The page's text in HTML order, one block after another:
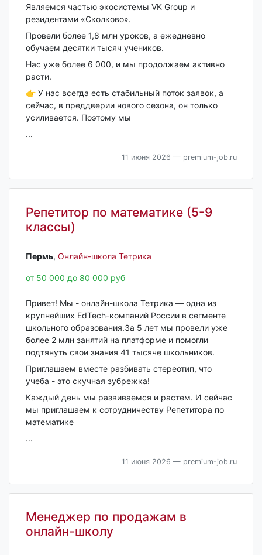
Являемся частью экосистемы VK Group и
резидентами «Сколково».
Провели более 1,8 млн уроков, а ежедневно
обучаем десятки тысяч учеников.
Нас уже более 6 000, и мы продолжаем активно
расти.
👉 У нас всегда есть стабильный поток заявок, а
сейчас, в преддверии нового сезона, он только
усиливается. Поэтому мы
...
11 июня 2026 — premium-job.ru
Репетитор по математике (5-9
классы)
Пермь‎, Онлайн-школа Тетрика
от 50 000 до 80 000 руб
Привет! Мы - онлайн-школа Тетрика — одна из
крупнейших EdTech-компаний России в сегменте
школьного образования.За 5 лет мы провели уже
более 2 млн занятий на платформе и помогли
подтянуть свои знания 41 тысяче школьников.
Приглашаем вместе разбивать стереотип, что
учеба - это скучная зубрежка!
Каждый день мы развиваемся и растем. И сейчас
мы приглашаем к сотрудничеству Репетитора по
математике
...
11 июня 2026 — premium-job.ru
Менеджер по продажам в
онлайн-школу